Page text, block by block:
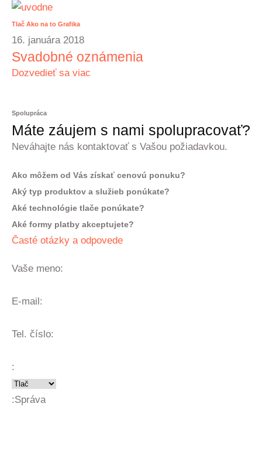
Tlač Ako na to Grafika
16. januára 2018
Svadobné oznámenia
Dozvedieť sa viac
Spolupráca
Máte záujem s nami spolupracovať?
Neváhajte nás kontaktovať s Vašou požiadavkou.
Ako môžem od Vás získať cenovú ponuku?
Aký typ produktov a služieb ponúkate?
Aké technológie tlače ponúkate?
Aké formy platby akceptujete?
Časté otázky a odpovede
Vaše meno:
E-mail:
Tel. číslo:
:
:Správa